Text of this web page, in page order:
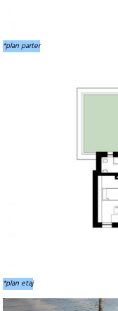
*plan parter
*plan etaj